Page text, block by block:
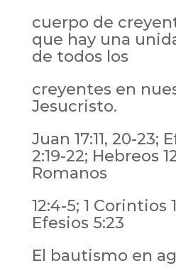
cuerpo de
que hay una
de todos los
creyentes en
Jesucristo.
Juan 17:11, 20-23;
2:19-22; Hebreos
Romanos
12:4-5; 1 Corintios
Efesios 5:23
El bautismo en